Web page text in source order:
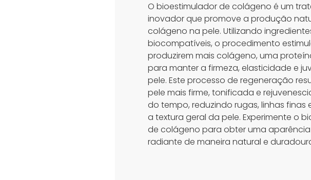
O bioestimulador de colágeno é um
inovador que promove a produção
colágeno na pele. Utilizando
biocompatíveis, o procedimento
produzirem mais colágeno, uma
para manter a firmeza, elasticidade e
pele. Este processo de regeneração
pele mais firme, tonificada e
do tempo, reduzindo rugas, linhas finas
a textura geral da pele. Experimente o
de colágeno para obter uma aparência
radiante de maneira natural e